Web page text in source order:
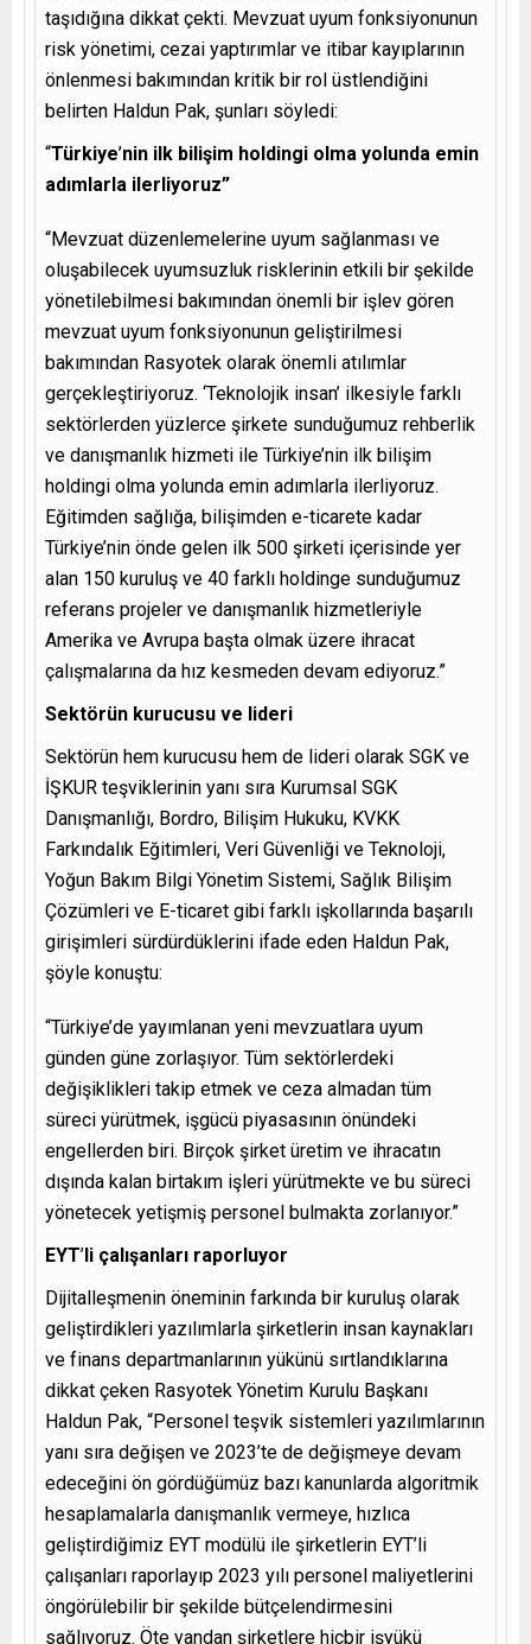
taşıdığına dikkat çekti. Mevzuat uyum fonksiyonunun
risk yönetimi, cezai yaptırımlar ve itibar kayıplarının
önlenmesi bakımından kritik bir rol üstlendiğini
belirten Haldun Pak, şunları söyledi:
“Türkiye’nin ilk bilişim holdingi olma yolunda emin
adımlarla ilerliyoruz”
“Mevzuat düzenlemelerine uyum sağlanması ve
oluşabilecek uyumsuzluk risklerinin etkili bir şekilde
yönetilebilmesi bakımından önemli bir işlev gören
mevzuat uyum fonksiyonunun geliştirilmesi
bakımından Rasyotek olarak önemli atılımlar
gerçekleştiriyoruz. ‘Teknolojik insan’ ilkesiyle farklı
sektörlerden yüzlerce şirkete sunduğumuz rehberlik
ve danışmanlık hizmeti ile Türkiye’nin ilk bilişim
holdingi olma yolunda emin adımlarla ilerliyoruz.
Eğitimden sağlığa, bilişimden e-ticarete kadar
Türkiye’nin önde gelen ilk 500 şirketi içerisinde yer
alan 150 kuruluş ve 40 farklı holdinge sunduğumuz
referans projeler ve danışmanlık hizmetleriyle
Amerika ve Avrupa başta olmak üzere ihracat
çalışmalarına da hız kesmeden devam ediyoruz.”
Sektörün kurucusu ve lideri
Sektörün hem kurucusu hem de lideri olarak SGK ve
İŞKUR teşviklerinin yanı sıra Kurumsal SGK
Danışmanlığı, Bordro, Bilişim Hukuku, KVKK
Farkındalık Eğitimleri, Veri Güvenliği ve Teknoloji,
Yoğun Bakım Bilgi Yönetim Sistemi, Sağlık Bilişim
Çözümleri ve E-ticaret gibi farklı işkollarında başarılı
girişimleri sürdürdüklerini ifade eden Haldun Pak,
şöyle konuştu:
“Türkiye’de yayımlanan yeni mevzuatlara uyum
günden güne zorlaşıyor. Tüm sektörlerdeki
değişiklikleri takip etmek ve ceza almadan tüm
süreci yürütmek, işgücü piyasasının önündeki
engellerden biri. Birçok şirket üretim ve ihracatın
dışında kalan birtakım işleri yürütmekte ve bu süreci
yönetecek yetişmiş personel bulmakta zorlanıyor.”
EYT’li çalışanları raporluyor
Dijitalleşmenin öneminin farkında bir kuruluş olarak
geliştirdikleri yazılımlarla şirketlerin insan kaynakları
ve finans departmanlarının yükünü sırtlandıklarına
dikkat çeken Rasyotek Yönetim Kurulu Başkanı
Haldun Pak, “Personel teşvik sistemleri yazılımlarının
yanı sıra değişen ve 2023’te de değişmeye devam
edeceğini ön gördüğümüz bazı kanunlarda algoritmik
hesaplamalarla danışmanlık vermeye, hızlıca
geliştirdiğimiz EYT modülü ile şirketlerin EYT’li
çalışanları raporlayıp 2023 yılı personel maliyetlerini
öngörülebilir bir şekilde bütçelendirmesini
sağlıyoruz. Öte yandan şirketlere hiçbir işyükü